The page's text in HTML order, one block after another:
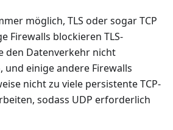
möglich, TLS oder sogar TCP
Firewalls blockieren TLS-
den Datenverkehr nicht
und einige andere Firewalls
nicht zu viele persistente TCP-
sodass UDP erforderlich